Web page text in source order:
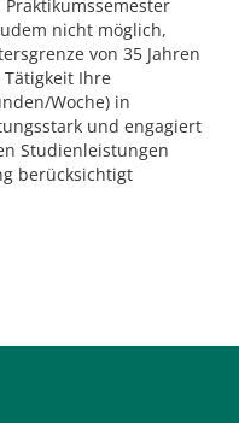
nicht möglich,
von 35 Jahren
Ihre
Woche) in
und engagiert
Studienleistungen
berücksichtigt